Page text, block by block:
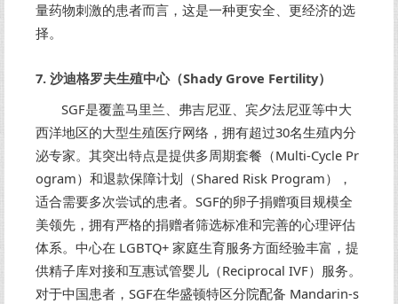
量药物刺激的患者而言，这是一种更安全、更经济的选
择。
7. 沙迪格罗夫生殖中心（Shady Grove Fertility）
SGF是覆盖马里兰、弗吉尼亚、宾夕法尼亚等中大
西洋地区的大型生殖医疗网络，拥有超过30名生殖内分
泌专家。其突出特点是提供多周期套餐（Multi-Cycle Pr
ogram）和退款保障计划（Shared Risk Program），
适合需要多次尝试的患者。SGF的卵子捐赠项目规模全
美领先，拥有严格的捐赠者筛选标准和完善的心理评估
体系。中心在 LGBTQ+ 家庭生育服务方面经验丰富，提
供精子库对接和互惠试管婴儿（Reciprocal IVF）服务。
对于中国患者，SGF在华盛顿特区分院配备 Mandarin-s